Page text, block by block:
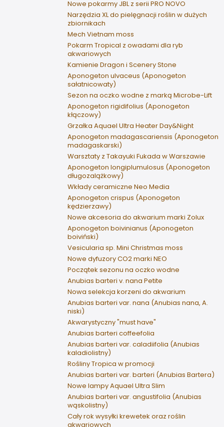
Nowe pokarmy JBL z serii PRO NOVO
Narzędzia XL do pielęgnacji roślin w dużych
zbiornikach
Mech Vietnam moss
Pokarm Tropical z owadami dla ryb
akwariowych
Kamienie Dragon i Scenery Stone
Aponogeton ulvaceus (Aponogeton
sałatnicowaty)
Sezon na oczko wodne z marką Microbe-Lift
Aponogeton rigidifolius (Aponogeton
kłączowy)
Grzałka Aquael Ultra Heater Day&Night
Aponogeton madagascariensis (Aponogeton
madagaskarski)
Warsztaty z Takayuki Fukada w Warszawie
Aponogeton longiplumulosus (Aponogeton
długozalążkowy)
Wkłady ceramiczne Neo Media
Aponogeton crispus (Aponogeton
kędzierzawy)
Nowe akcesoria do akwarium marki Zolux
Aponogeton boivinianus (Aponogeton
boiviński)
Vesicularia sp. Mini Christmas moss
Nowe dyfuzory CO2 marki NEO
Początek sezonu na oczko wodne
Anubias barteri v. nana Petite
Nowa selekcja korzeni do akwarium
Anubias barteri var. nana (Anubias nana, A.
niski)
Akwarystyczny "must have"
Anubias barteri coffeefolia
Anubias barteri var. caladiifolia (Anubias
kaladiolistny)
Rośliny Tropica w promocji
Anubias barteri var. barteri (Anubias Bartera)
Nowe lampy Aquael Ultra Slim
Anubias barteri var. angustifolia (Anubias
wąskolistny)
Cały rok wysyłki krewetek oraz roślin
akwariowych